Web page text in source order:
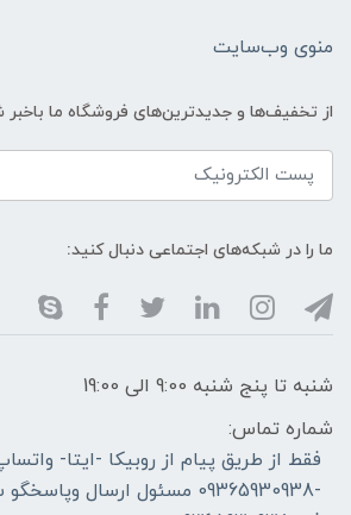
منوی وب‌سایت
از تخفیف‌ها و جدیدترین‌های فروشگاه ما باخبر
ما را در شبکه‌های اجتماعی دنبال کنید:
شنبه تا پنج شنبه 9:00 الی 19:00
شماره تماس:
فقط از طریق پیام از روبیکا -ایتا-
-09365930938 مسئول ارسال